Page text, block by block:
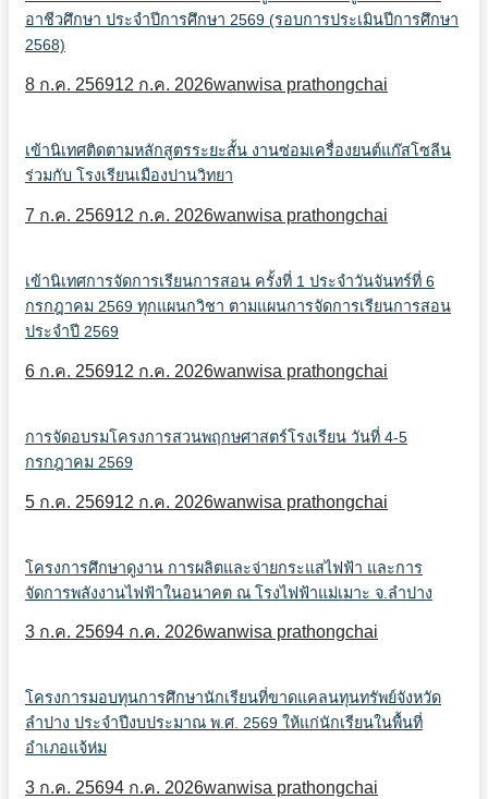
อาชีวศึกษา ประจำปีการศึกษา 2569 (รอบการประเมินปีการศึกษา
2568)
8 ก.ค. 256912 ก.ค. 2026wanwisa prathongchai
เข้านิเทศติดตามหลักสูตรระยะสั้น งานซ่อมเครื่องยนต์แก๊สโซลีน
ร่วมกับ โรงเรียนเมืองปานวิทยา
7 ก.ค. 256912 ก.ค. 2026wanwisa prathongchai
เข้านิเทศการจัดการเรียนการสอน ครั้งที่ 1 ประจำวันจันทร์ที่ 6
กรกฎาคม 2569 ทุกแผนกวิชา ตามแผนการจัดการเรียนการสอน
ประจำปี 2569
6 ก.ค. 256912 ก.ค. 2026wanwisa prathongchai
การจัดอบรมโครงการสวนพฤกษศาสตร์โรงเรียน วันที่ 4-5
กรกฎาคม 2569
5 ก.ค. 256912 ก.ค. 2026wanwisa prathongchai
โครงการศึกษาดูงาน การผลิตและจ่ายกระแสไฟฟ้า และการ
จัดการพลังงานไฟฟ้าในอนาคต ณ โรงไฟฟ้าแม่เมาะ จ.ลำปาง
3 ก.ค. 25694 ก.ค. 2026wanwisa prathongchai
โครงการมอบทุนการศึกษานักเรียนที่ขาดแคลนทุนทรัพย์จังหวัด
ลำปาง ประจำปีงบประมาณ พ.ศ. 2569 ให้แก่นักเรียนในพื้นที่
อำเภอแจ้ห่ม
3 ก.ค. 25694 ก.ค. 2026wanwisa prathongchai